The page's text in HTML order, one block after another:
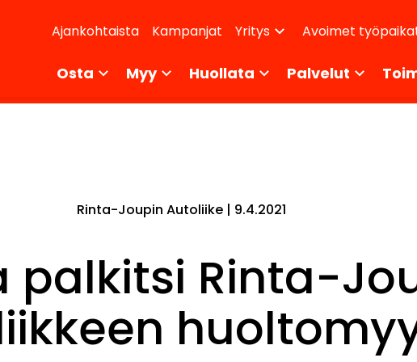
Ajankohtaista Kampanjat Yritys Avoimet
Osta Myy Huollata Palvelut
Rinta-Joupin Autoliike | 9.4.2021
palkitsi Rinta-